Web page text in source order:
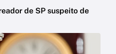
de SP suspeito de